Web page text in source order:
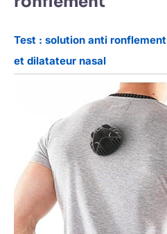
Test : solution anti
et dilatateur nasal